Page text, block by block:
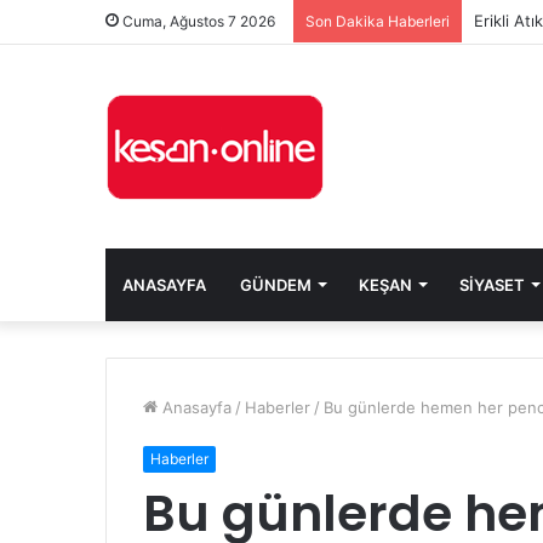
Cuma, Ağustos 7 2026 Son Dakika Haberleri Erikli
ANASAYFA GÜNDEM KEŞAN SIYASET
Anasayfa / Haberler / Bu günlerde hemen her
Haberler
Bu günlerde